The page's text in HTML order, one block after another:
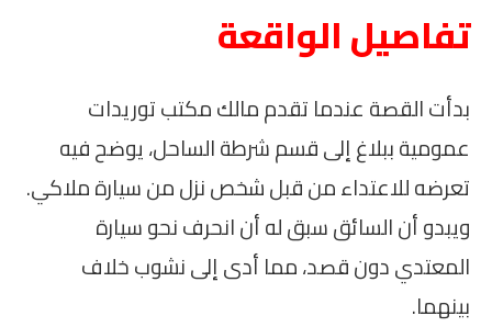
تفاصيل الواقعة
بدأت القصة عندما تقدم مالك مكتب توريدات
عمومية ببلاغ إلى قسم شرطة الساحل، يوضح فيه
تعرضه للاعتداء من قبل شخص نزل من سيارة ملاكي.
ويبدو أن السائق سبق له أن انحرف نحو سيارة
المعتدي دون قصد، مما أدى إلى نشوب خلاف
بينهما.